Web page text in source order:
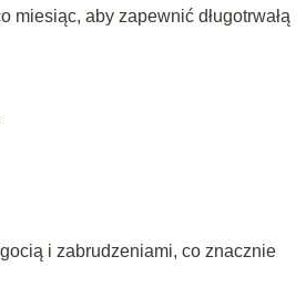
aby zapewnić długotrwałą
i zabrudzeniami, co znacznie